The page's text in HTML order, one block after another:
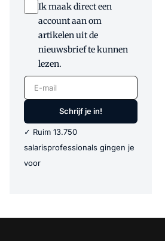
Ik maak direct een
account aan om
artikelen uit de
nieuwsbrief te kunnen
lezen.
E-mail
Schrijf je in!
✓ Ruim 13.750
salarisprofessionals gingen je
voor